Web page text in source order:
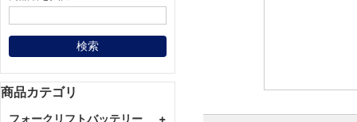
商品カテゴリ
フォークリフトバッテリー +